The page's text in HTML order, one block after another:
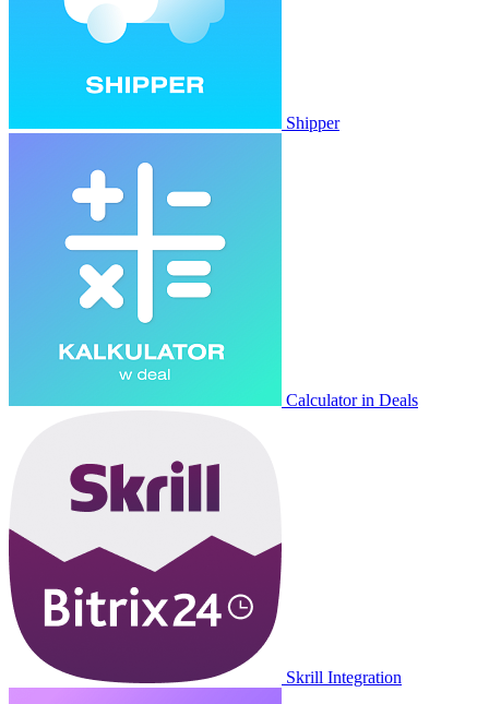
Shipper
Calculator in Deals
Skrill Integration